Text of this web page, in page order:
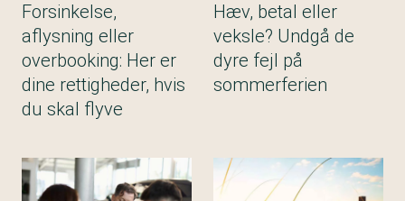
Forsinkelse,
aflysning eller
overbooking: Her er
dine rettigheder, hvis
du skal flyve
Hæv, betal eller
veksle? Undgå de
dyre fejl på
sommerferien